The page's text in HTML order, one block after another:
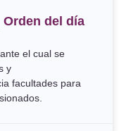
Orden del día
el cual se
y
facultades para